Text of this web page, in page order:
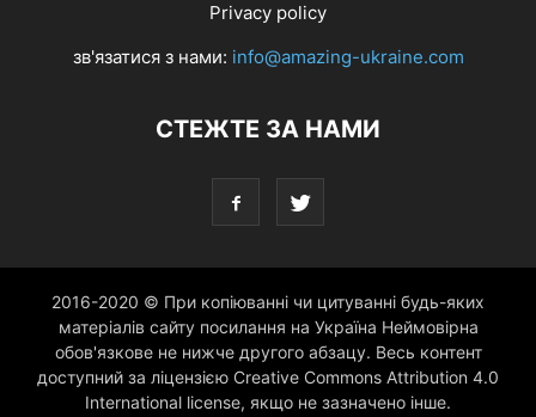
Privacy policy
зв'язатися з нами: info@amazing-ukraine.com
СТЕЖТЕ ЗА НАМИ
2016-2020 © При копіюванні чи цитуванні будь-яких
матеріалів сайту посилання на Україна Неймовірна
обов'язкове не нижче другого абзацу. Весь контент
доступний за ліцензією Creative Commons Attribution 4.0
International license, якщо не зазначено інше.